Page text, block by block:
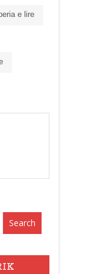
e lire